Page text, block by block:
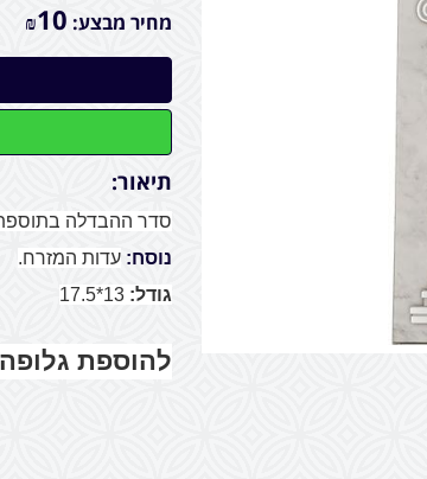
מחיר מבצע: ₪10
תיאור:
סדר ההבדלה
נוסח:עדות המזרח.
גודל:13*17.5
להוספת